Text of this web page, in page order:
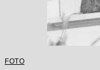
FOTO